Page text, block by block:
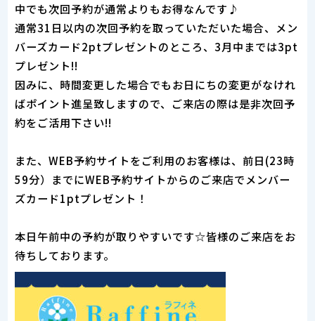
中でも次回予約が通常よりもお得なんです♪
通常31日以内の次回予約を取っていただいた場合、メン
バーズカード2ptプレゼントのところ、3月中までは3pt
プレゼント!!
因みに、時間変更した場合でもお日にちの変更がなけれ
ばポイント進呈致しますので、ご来店の際は是非次回予
約をご活用下さい!!
また、WEB予約サイトをご利用のお客様は、前日(23時
59分）までにWEB予約サイトからのご来店でメンバー
ズカード1ptプレゼント！
本日午前中の予約が取りやすいです☆皆様のご来店をお
待ちしております。